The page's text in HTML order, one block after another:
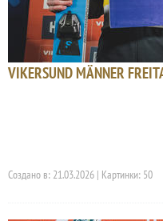
VIKERSUND MÄNNER
Создано в: 21.03.2026 | Картинки: 50